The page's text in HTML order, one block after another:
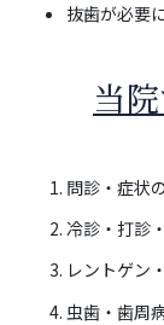
抜歯が必要
当
問診・症状
冷診・打診
レントゲン
虫歯・歯周